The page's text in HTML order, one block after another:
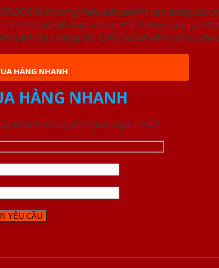
là thương hiệu sản phẩm các dòng
nhựa và hỗ hợp nhựa chất lượng cao, giá
sách bán hàng ƯU ĐÃI CAO đi kèm với sự
HÀNG NHANH
HÀNG NHANH
khách trong thời gian ngắn nhất